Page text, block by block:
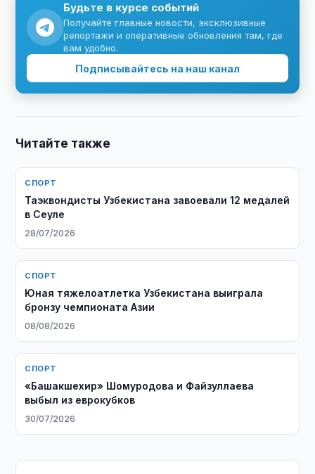
Будьте в курсе событий
Получайте главные новости, эксклюзивные
репортажи и оперативные обновления там, где
вам удобно.
Подписывайтесь на наш канал
Читайте также
СПОРТ
Таэквондисты Узбекистана завоевали 12 медалей
в Сеуле
28/07/2026
СПОРТ
Юная тяжелоатлетка Узбекистана выиграла
бронзу чемпионата Азии
08/08/2026
СПОРТ
«Башакшехир» Шомуродова и Файзуллаева
выбыл из еврокубков
30/07/2026